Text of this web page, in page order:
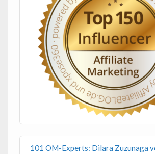
101 OM-Experts: Dilara Zuzunaga